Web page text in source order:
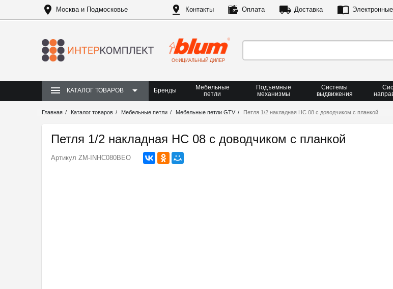
Москва и Подмосковье Контакты Оплата Доставка
ОФИЦИАЛЬНЫЙ ДИЛЕР
КАТАЛОГ ТОВАРОВ Бренды
Мебельные
петли
Подъемные
механизмы
Системы
выдвижения
Главная Каталог товаров Мебельные петли Мебельные петли GTV Петля 1/2 накладная HC 08 с доводчиком с планкой
Петля 1/2 накладная HC 08 с доводчиком с планкой
Артикул ZM-INHC080BEO